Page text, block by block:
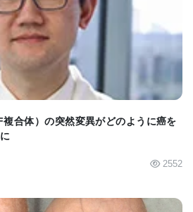
CRISPRシステムに遺伝子の
切断し、好ましいバージョン
よう指示するもので、遺伝子
させた「allelic-drives」によ
の研究成果を発展させたもの
は、ニッカーゼを用いたシス
JP
合体）の突然変異がどのように癌を
2552